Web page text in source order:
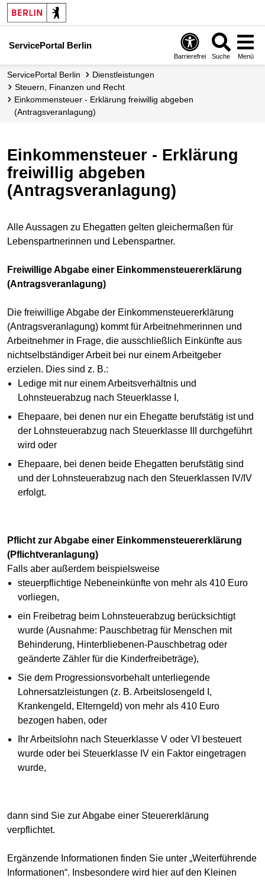
ServicePortal Berlin
Barrierefrei Suche Menü
ServicePortal Berlin
Dienstleistungen
Steuern, Finanzen und Recht
Einkommensteuer - Erklärung freiwillig abgeben
(Antragsveranlagung)
Einkommensteuer - Erklärung
freiwillig abgeben
(Antragsveranlagung)
Alle Aussagen zu Ehegatten gelten gleichermaßen für
Lebenspartnerinnen und Lebenspartner.
Freiwillige Abgabe einer Einkommensteuererklärung
(Antragsveranlagung)
Die freiwillige Abgabe der Einkommensteuererklärung
(Antragsveranlagung) kommt für Arbeitnehmerinnen und
Arbeitnehmer in Frage, die ausschließlich Einkünfte aus
nichtselbständiger Arbeit bei nur einem Arbeitgeber
erzielen. Dies sind z. B.:
Ledige mit nur einem Arbeitsverhältnis und
Lohnsteuerabzug nach Steuerklasse I,
Ehepaare, bei denen nur ein Ehegatte berufstätig ist und
der Lohnsteuerabzug nach Steuerklasse III durchgeführt
wird oder
Ehepaare, bei denen beide Ehegatten berufstätig sind
und der Lohnsteuerabzug nach den Steuerklassen IV/IV
erfolgt.
Pflicht zur Abgabe einer Einkommensteuererklärung
(Pflichtveranlagung)
Falls aber außerdem beispielsweise
steuerpflichtige Nebeneinkünfte von mehr als 410 Euro
vorliegen,
ein Freibetrag beim Lohnsteuerabzug berücksichtigt
wurde (Ausnahme: Pauschbetrag für Menschen mit
Behinderung, Hinterbliebenen-Pauschbetrag oder
geänderte Zähler für die Kinderfreibeträge),
Sie dem Progressionsvorbehalt unterliegende
Lohnersatzleistungen (z. B. Arbeitslosengeld I,
Krankengeld, Elterngeld) von mehr als 410 Euro
bezogen haben, oder
Ihr Arbeitslohn nach Steuerklasse V oder VI besteuert
wurde oder bei Steuerklasse IV ein Faktor eingetragen
wurde,
dann sind Sie zur Abgabe einer Steuererklärung
verpflichtet.
Ergänzende Informationen finden Sie unter „Weiterführende
Informationen“. Insbesondere wird hier auf den Kleinen